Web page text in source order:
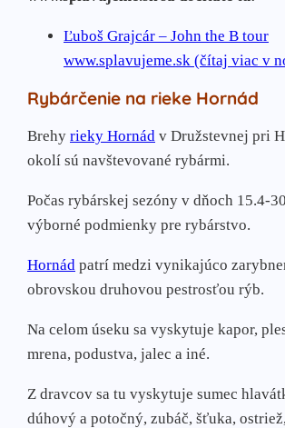
Ľuboš Grajcár – John the B tour
www.splavujeme.sk (čítaj viac v
Rybárčenie na rieke Hornád
Brehy rieky Hornád v Družstevnej pri
okolí sú navštevované rybármi.
Počas rybárskej sezóny v dňoch 15.4-
výborné podmienky pre rybárstvo.
Hornád patrí medzi vynikajúco
obrovskou druhovou pestrosťou rýb.
Na celom úseku sa vyskytuje kapor,
mrena, podustva, jalec a iné.
Z dravcov sa tu vyskytuje sumec
dúhový a potočný, zubáč, šťuka,